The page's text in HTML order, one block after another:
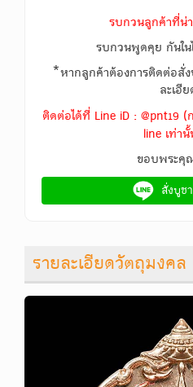
รบกวนลูกค้าที่น่
รบกวนพูดคุย กันใน
*หากลูกค้าต้องการติดต่อสั่
ละเอี
ติดต่อได้ที่ Line iD : @pnt19
line เท่า
ขอบพระคุ
สั่งบูช
รายละเอียดวัตถุมงคล